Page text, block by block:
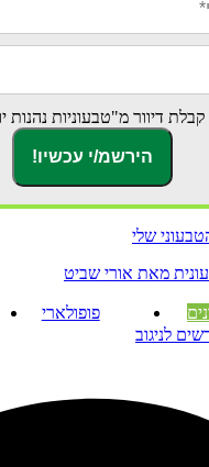
דיוור מ"טבעוניות נהנות
פופולארי